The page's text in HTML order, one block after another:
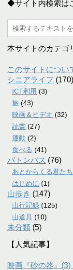
◆サイト内検索は
本サイトのカテゴ
このサイトについ
シニアライフ (170)
ICT利用 (3)
旅 (43)
映画＆ビデオ (32)
読書 (27)
運動 (2)
食べる (41)
バトンパス (76)
あとからくる君た
はじめに (1)
山歩き (147)
山行記録 (125)
山道具 (10)
未分類 (5)
【人気記事】
映画『砂の器』